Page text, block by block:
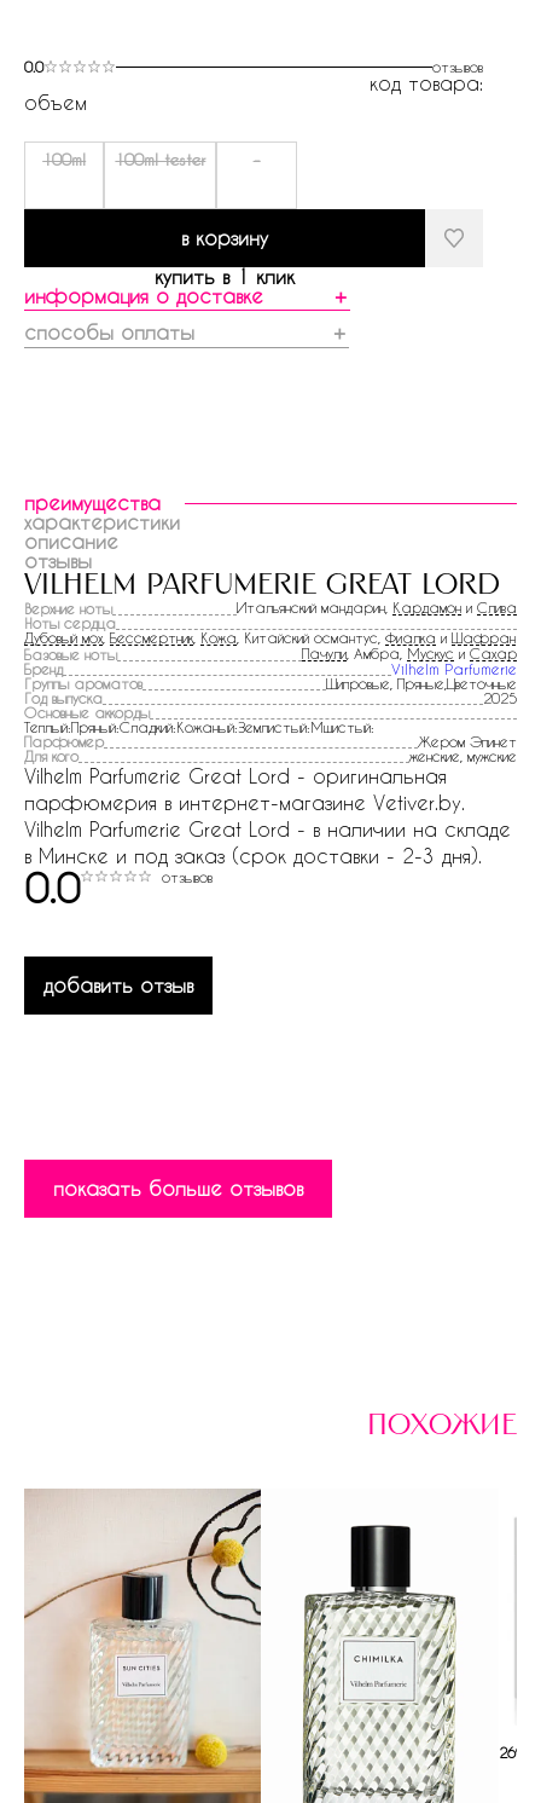
0.0 отзывов
код товара:
объем
100ml 100ml tester -
в корзину
купить в 1 клик
информация о доставке
＋
способы оплаты
＋
преимущества
характеристики
описание
отзывы
vilhelm parfumerie great lord
Верхние ноты Итальянский мандарин, Кардамон и Слива
Ноты сердца
Дубовый мох Бессмертник Кожа , Китайский османтус, Фиалка и Шафран
Базовые ноты
Пачули , Амбра, Мускус и Сахар
Бренд
Vilhelm Parfumerie
Группы ароматов
Шипровые, Пряные,Цветочные
Год выпуска
2025
Основные аккорды
Теплый:Пряный:Сладкий:Кожаный:Землистый:Мшистый:
Парфюмер
Жером Эпинет
Для кого
женские, мужские
Vilhelm Parfumerie Great Lord - оригинальная
парфюмерия в интернет-магазине Vetiver.by.
Vilhelm Parfumerie Great Lord - в наличии на складе
в Минске и под заказ (срок доставки - 2-3 дня).
0.0 отзывов
добавить отзыв
показать больше отзывов
похожие
269